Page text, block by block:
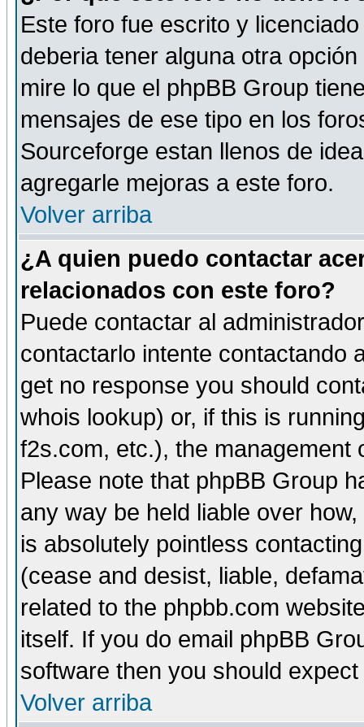
Este foro fue escrito y
deberia tener alguna otra
mire lo que el phpBB Group
mensajes de ese tipo en los
Sourceforge estan llenos de
agregarle mejoras a este foro.
Volver arriba
¿A quien puedo contactar
relacionados con este foro?
Puede contactar al
contactarlo intente contactando
get no response you should
whois lookup) or, if this is
f2s.com, etc.), the management
Please note that phpBB Group
any way be held liable over
is absolutely pointless
(cease and desist, liable,
related to the phpbb.com
itself. If you do email phpBB
software then you should
Volver arriba